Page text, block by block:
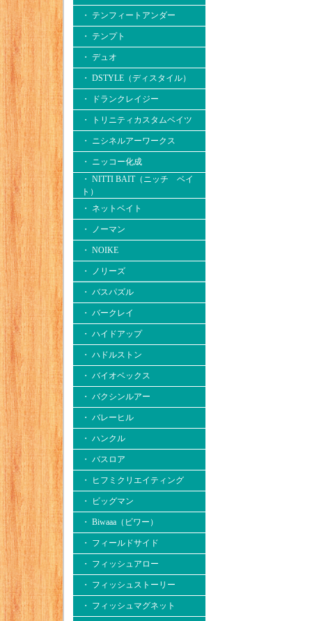
・ テンフィートアンダー
・ テンプト
・ デュオ
・ DSTYLE（ディスタイル）
・ ドランクレイジー
・ トリニティカスタムベイツ
・ ニシネルアーワークス
・ ニッコー化成
・ NITTI BAIT（ニッチ ベイ
ト）
・ ネットベイト
・ ノーマン
・ NOIKE
・ ノリーズ
・ バスパズル
・ バークレイ
・ ハイドアップ
・ ハドルストン
・ バイオベックス
・ バクシンルアー
・ バレーヒル
・ ハンクル
・ バスロア
・ ヒフミクリエイティング
・ ビッグマン
・ Biwaaa（ビワー）
・ フィールドサイド
・ フィッシュアロー
・ フィッシュストーリー
・ フィッシュマグネット